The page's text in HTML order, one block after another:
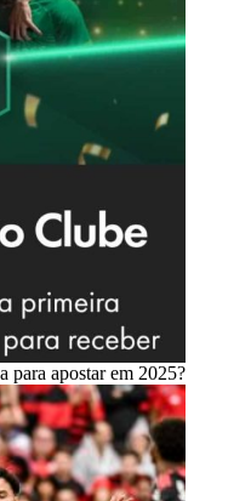
para apostar em 2025?